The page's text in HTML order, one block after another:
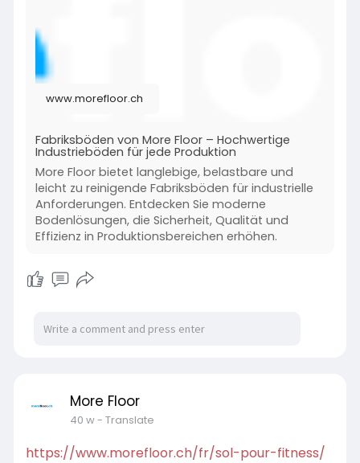
www.morefloor.ch
Fabriksböden von More Floor – Hochwertige
Industrieböden für jede Produktion
More Floor bietet langlebige, belastbare und
leicht zu reinigende Fabriksböden für industrielle
Anforderungen. Entdecken Sie moderne
Bodenlösungen, die Sicherheit, Qualität und
Effizienz in Produktionsbereichen erhöhen.
More Floor
40 w- Translate
https://www.morefloor.ch/fr/sol-pour-fitness/